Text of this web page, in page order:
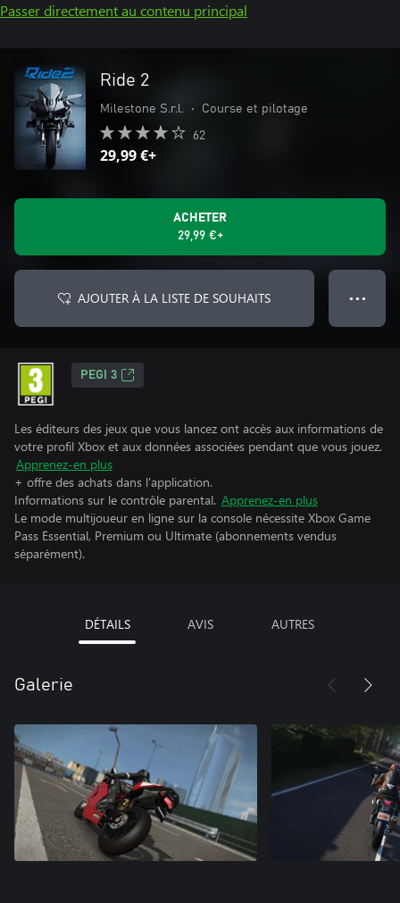
Passer directement au contenu principal
Ride 2
Milestone S.r.l. • Course et pilotage
62
29,99 €+
ACHETER
29,99 €+
AJOUTER À LA LISTE DE SOUHAITS ● ● ●
PEGI 3
Les éditeurs des jeux que vous lancez ont accès aux informations de
votre profil Xbox et aux données associées pendant que vous jouez.
Apprenez-en plus
+ offre des achats dans l'application.
Informations sur le contrôle parental. Apprenez-en plus
Le mode multijoueur en ligne sur la console nécessite Xbox Game
Pass Essential, Premium ou Ultimate (abonnements vendus
séparément).
DÉTAILS AVIS AUTRES
Galerie